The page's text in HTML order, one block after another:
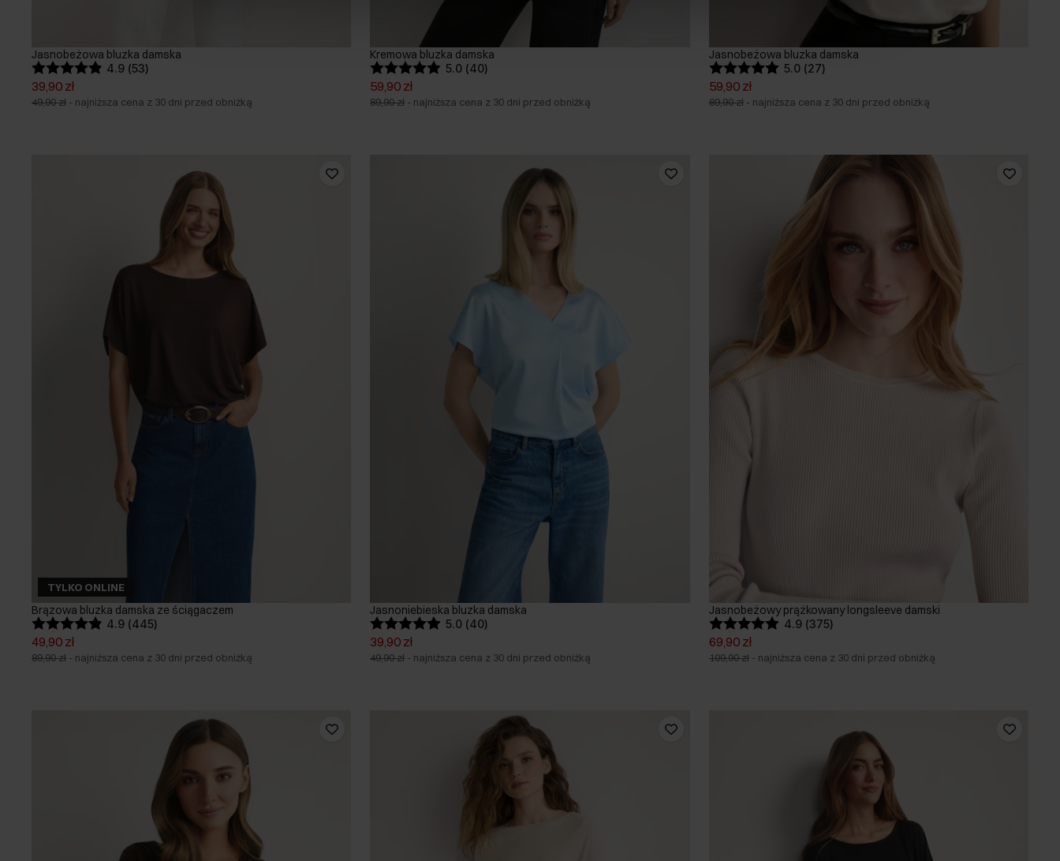
Jasnobeżowa bluzka damska
4.9 (53)
39,90 zł
49,90 zł - najniższa cena z 30 dni przed obniżką
Kremowa bluzka damska
5.0 (40)
59,90 zł
89,90 zł - najniższa cena z 30 dni przed obniżką
Jasnobeżowa bluzka damska
5.0 (27)
59,90 zł
89,90 zł - najniższa cena z 30 dni przed obniżką
TYLKO ONLINE
Brązowa bluzka damska ze ściągaczem
4.9 (445)
49,90 zł
89,90 zł - najniższa cena z 30 dni przed obniżką
Jasnoniebieska bluzka damska
5.0 (40)
39,90 zł
49,90 zł - najniższa cena z 30 dni przed obniżką
Jasnobeżowy prążkowany longsleeve damski
4.9 (375)
69,90 zł
109,90 zł - najniższa cena z 30 dni przed obniżką